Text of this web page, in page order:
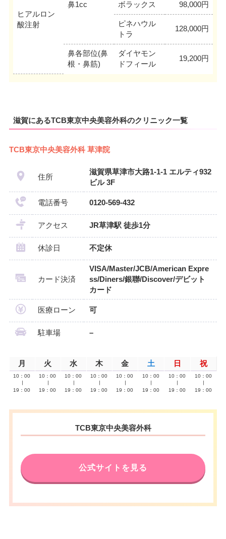
ヒアルロン
酸注射
鼻1cc ボラックス 98,000円
ピネハウル
トラ
128,000円
鼻各部位(鼻
根・鼻筋)
ダイヤモン
ドフィール
19,200円
滋賀にあるTCB東京中央美容外科のクリニック一覧
TCB東京中央美容外科 草津院
住所
滋賀県草津市大路1-1-1 エルティ932
ビル 3F
電話番号 0120-569-432
アクセス JR草津駅 徒歩1分
休診日 不定休
カード決済
VISA/Master/JCB/American Expre
ss/Diners/銀聯/Discover/デビット
カード
医療ローン 可
駐車場 –
月 火 水 木 金 土 日 祝
10：00
19：00
10：00
19：00
10：00
19：00
10：00
19：00
10：00
19：00
10：00
19：00
10：00
19：00
10：00
19：00
TCB東京中央美容外科
公式サイトを見る